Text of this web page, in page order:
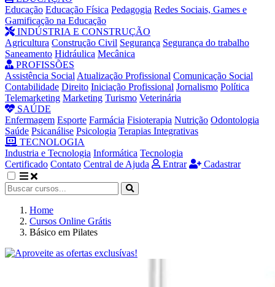
Educação Educação Física Pedagogia Redes Sociais, Games e
Gamificação na Educação
INDÚSTRIA E CONSTRUÇÃO
Agricultura Construção Civil Segurança Segurança do trabalho
Saneamento Hidráulica Mecânica
PROFISSÕES
Assistência Social Atualização Profissional Comunicação Social
Contabilidade Direito Iniciação Profissional Jornalismo Política
Telemarketing Marketing Turismo Veterinária
SAÚDE
Enfermagem Esporte Farmácia Fisioterapia Nutrição Odontologia
Saúde Psicanálise Psicologia Terapias Integrativas
TECNOLOGIA
Industria e Tecnologia Informática Tecnologia
Certificado Contato Central de Ajuda Entrar Cadastrar
Home
Cursos Online Grátis
Básico em Pilates